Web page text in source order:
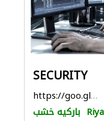
SECURITY
https://goo.gl/maps/RKbCSeF65en14aW59
باركيه خشب